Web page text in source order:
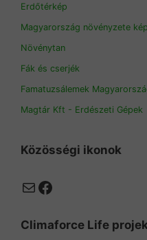
Erdőtérkép
Magyarország növényzete
Növénytan
Fák és cserjék
Famatuzsálemek
Magtár Kft - Erdészeti Gépek
Közösségi ikonok
MailFacebook
Climaforce Life